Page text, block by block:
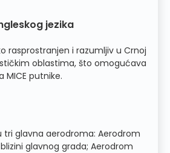
jezika
rasprostranjen i razumljiv u Crnoj
oblastima, što omogućava
MICE putnike.
tri glavna aerodroma: Aerodrom
glavnog grada; Aerodrom